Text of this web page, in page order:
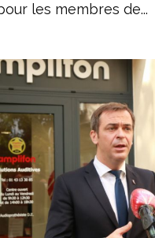
les membres de...